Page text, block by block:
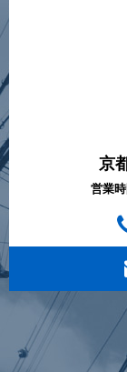
京
営業